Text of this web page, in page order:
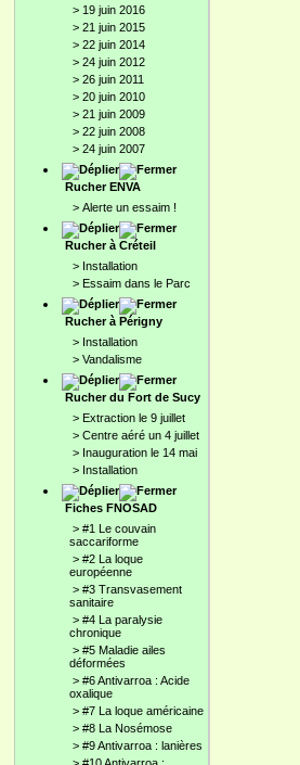
> 19 juin 2016
> 21 juin 2015
> 22 juin 2014
> 24 juin 2012
> 26 juin 2011
> 20 juin 2010
> 21 juin 2009
> 22 juin 2008
> 24 juin 2007
Rucher ENVA
> Alerte un essaim !
Rucher à Créteil
> Installation
> Essaim dans le Parc
Rucher à Périgny
> Installation
> Vandalisme
Rucher du Fort de Sucy
> Extraction le 9 juillet
> Centre aéré un 4 juillet
> Inauguration le 14 mai
> Installation
Fiches FNOSAD
> #1 Le couvain
saccariforme
> #2 La loque
européenne
> #3 Transvasement
sanitaire
> #4 La paralysie
chronique
> #5 Maladie ailes
déformées
> #6 Antivarroa : Acide
oxalique
> #7 La loque américaine
> #8 La Nosémose
> #9 Antivarroa : lanières